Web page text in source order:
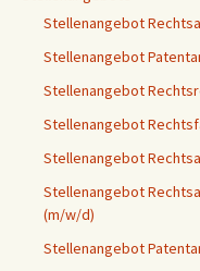
Stellenangebot
Stellenangebot
Stellenangebot
Stellenangebot
Stellenangebot
Stellenangebot
(m/w/d)
Stellenangebot